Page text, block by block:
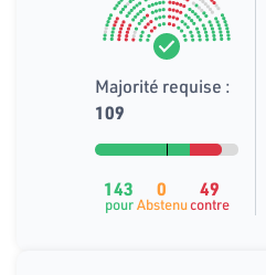
Majorité requise :
109
143
pour
0
Abstenu
49
contre